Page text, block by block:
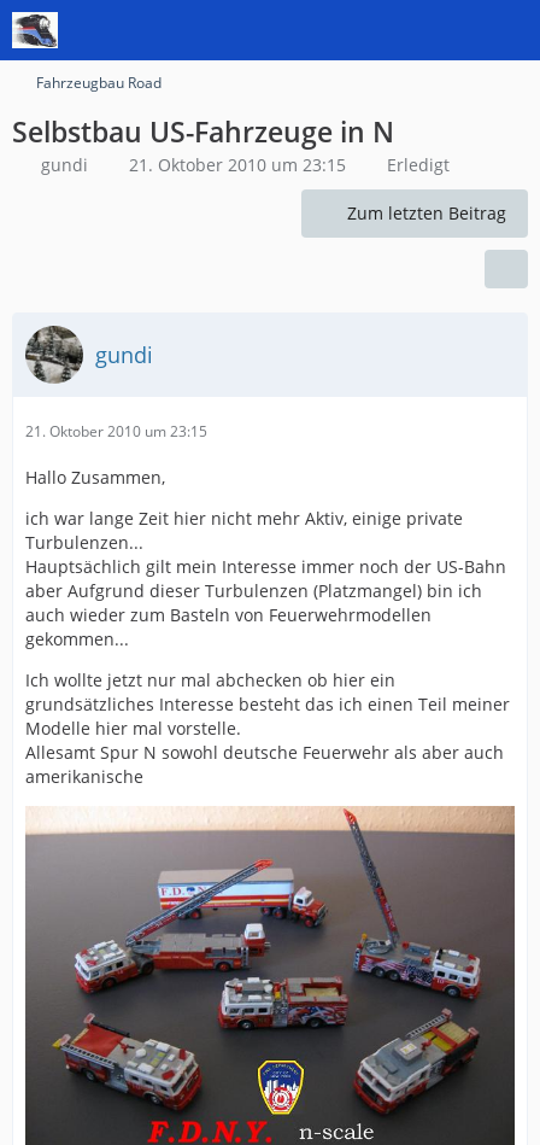
Fahrzeugbau Road
Selbstbau US-Fahrzeuge in N
gundi 21. Oktober 2010 um 23:15 Erledigt
Zum letzten Beitrag
gundi
21. Oktober 2010 um 23:15
Hallo Zusammen,
ich war lange Zeit hier nicht mehr Aktiv, einige private
Turbulenzen...
Hauptsächlich gilt mein Interesse immer noch der US-Bahn
aber Aufgrund dieser Turbulenzen (Platzmangel) bin ich
auch wieder zum Basteln von Feuerwehrmodellen
gekommen...
Ich wollte jetzt nur mal abchecken ob hier ein
grundsätzliches Interesse besteht das ich einen Teil meiner
Modelle hier mal vorstelle.
Allesamt Spur N sowohl deutsche Feuerwehr als aber auch
amerikanische